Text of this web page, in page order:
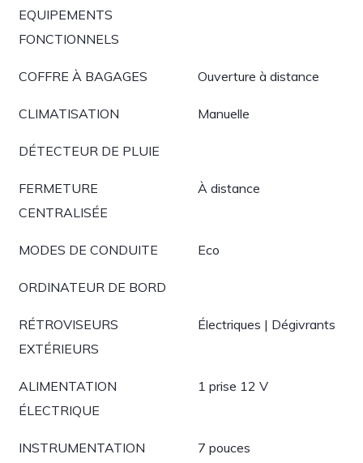
EQUIPEMENTS
FONCTIONNELS
COFFRE À BAGAGES Ouverture à distance
CLIMATISATION Manuelle
DÉTECTEUR DE PLUIE
FERMETURE
CENTRALISÉE
À distance
MODES DE CONDUITE Eco
ORDINATEUR DE BORD
RÉTROVISEURS
EXTÉRIEURS
Électriques | Dégivrants
ALIMENTATION
ÉLECTRIQUE
1 prise 12 V
INSTRUMENTATION
7 pouces